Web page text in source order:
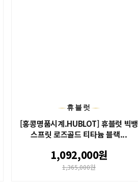
휴블럿
[홍콩명품시계.HUBLOT] 휴블럿 빅뱅
스프릿 로즈골드 티타늄 블랙...
1,092,000원
1,365,000원